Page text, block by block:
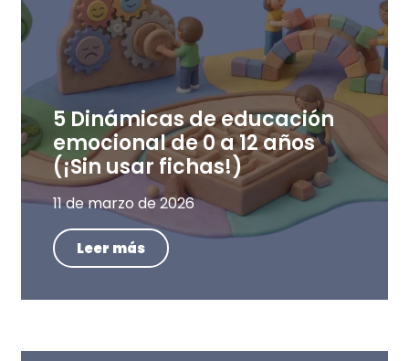
5 Dinámicas de educación
emocional de 0 a 12 años
(¡Sin usar fichas!)
11 de marzo de 2026
Leer más